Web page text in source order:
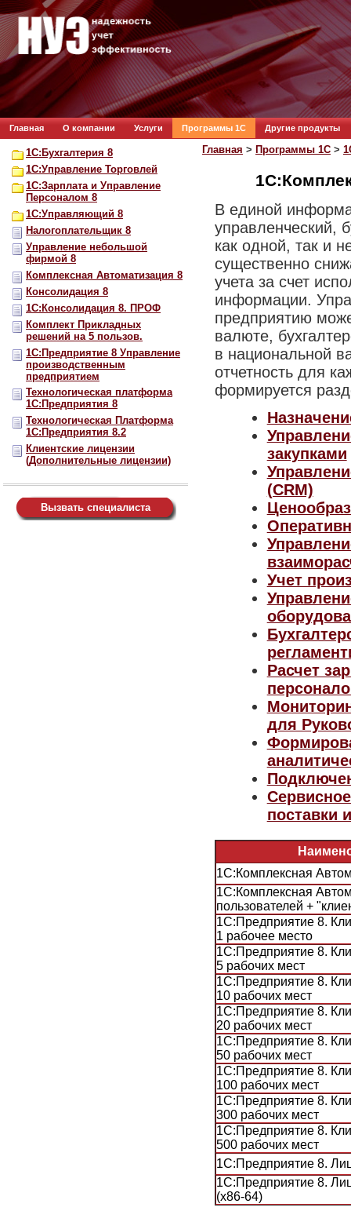
Главная О компании Услуги Программы 1С Другие продукты
1С:Бухгалтерия 8
1С:Управление Торговлей
1С:Зарплата и Управление
Персоналом 8
1С:Управляющий 8
Налогоплательщик 8
Управление небольшой
фирмой 8
Комплексная Автоматизация 8
Консолидация 8
1С:Консолидация 8. ПРОФ
Комплект Прикладных
решений на 5 пользов.
1С:Предприятие 8 Управление
производственным
предприятием
Технологическая платформа
1С:Предприятия 8
Технологическая Платформа
1С:Предприятия 8.2
Клиентские лицензии
(Дополнительные лицензии)
Вызвать специалиста
Главная > Программы 1С >
В единой
управленческий,
как одной, так и
существенно
учета за счет
информации.
предприятию
валюте,
в национальной
отчетность для
формируется
закупками
(CRM)
Учет
Расчет
для
поставки
1С:Комплексная
1С:Комплексная
пользователей +
1С:Предприятие 8.
1 рабочее место
1С:Предприятие 8.
5 рабочих мест
1С:Предприятие 8.
10 рабочих мест
1С:Предприятие 8.
20 рабочих мест
1С:Предприятие 8.
50 рабочих мест
1С:Предприятие 8.
100 рабочих мест
1С:Предприятие 8.
300 рабочих мест
1С:Предприятие 8.
500 рабочих мест
1С:Предприятие 8.
1С:Предприятие 8.
(х86-64)